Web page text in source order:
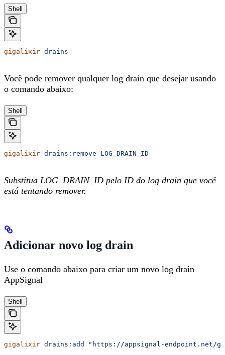
Shell
gigalixir drains
Você pode remover qualquer log drain que desejar usando
o comando abaixo:
Shell
gigalixir drains:remove LOG_DRAIN_ID
Substitua LOG_DRAIN_ID pelo ID do log drain que você
está tentando remover.
Adicionar novo log drain
Use o comando abaixo para criar um novo log drain
AppSignal
Shell
gigalixir drains:add "https://appsignal-endpoint.net/